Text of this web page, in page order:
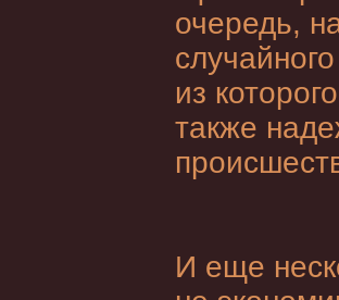
очередь,
из
также
И еще